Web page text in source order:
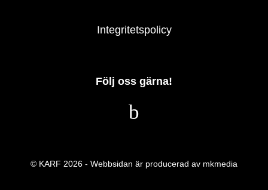
Integritetspolicy
Följ oss gärna!
© KARF 2026 - Webbsidan är producerad av mkmedia